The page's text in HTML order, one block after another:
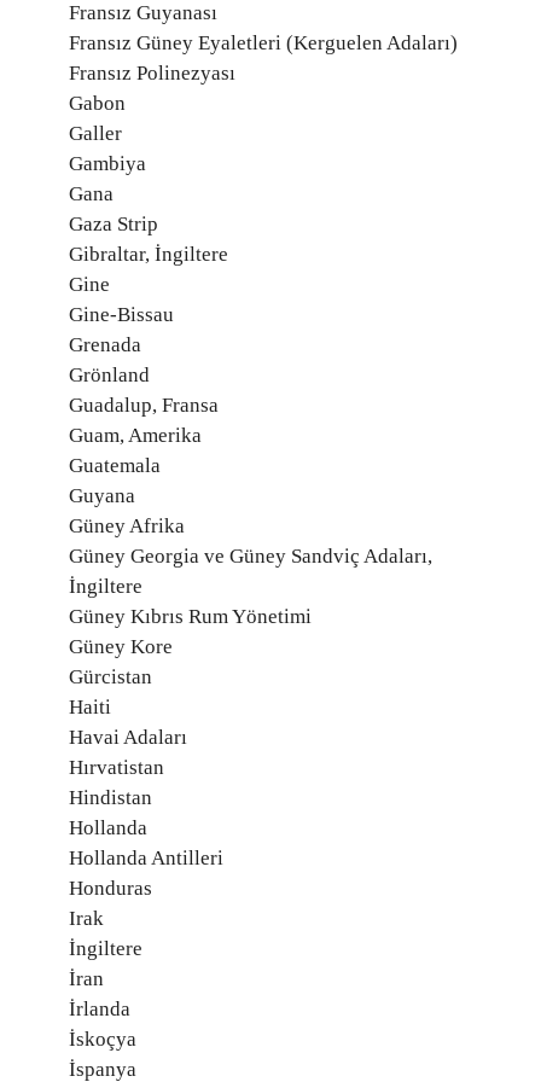
Fransız Guyanası
Fransız Güney Eyaletleri (Kerguelen Adaları)
Fransız Polinezyası
Gabon
Galler
Gambiya
Gana
Gaza Strip
Gibraltar, İngiltere
Gine
Gine-Bissau
Grenada
Grönland
Guadalup, Fransa
Guam, Amerika
Guatemala
Guyana
Güney Afrika
Güney Georgia ve Güney Sandviç Adaları,
İngiltere
Güney Kıbrıs Rum Yönetimi
Güney Kore
Gürcistan
Haiti
Havai Adaları
Hırvatistan
Hindistan
Hollanda
Hollanda Antilleri
Honduras
Irak
İngiltere
İran
İrlanda
İskoçya
İspanya